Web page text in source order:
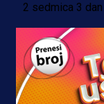
2 sedmica 3 dan